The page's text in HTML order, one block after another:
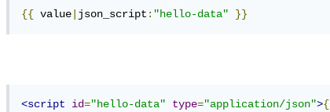
{{ value json_script : "hello-data" }}
<script id="hello-data" type="application/json">{